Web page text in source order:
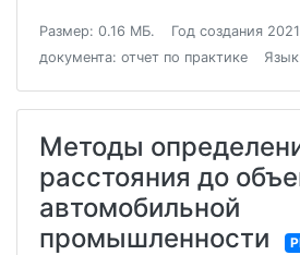
Размер: 0.16 МБ. Год создания 2021
документа: отчет по практике
Методы
расстояния до
автомобильной
промышленности